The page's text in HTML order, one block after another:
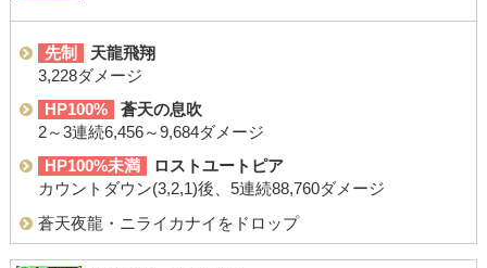
先制
天龍飛翔
3,228ダメージ
HP100%
蒼天の息吹
2～3連続6,456～9,684ダメージ
HP100%未満
ロストユートピア
カウントダウン(3,2,1)後、5連続88,760ダメージ
蒼天夜龍・ニライカナイをドロップ